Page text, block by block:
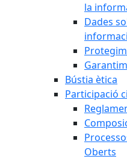
la
Dades
Bústia ètica
Participació
Oberts